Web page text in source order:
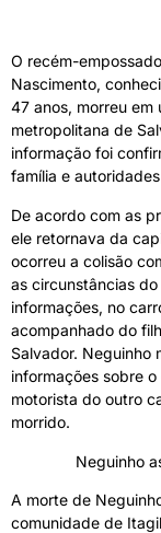
O recém-
Nascimento,
47 anos, morreu
metropolitana de
informação foi
família e
De acordo com as
ele retornava da
ocorreu a colisão
as circunstâncias
informações, no
acompanhado do
Salvador. Neguinho
informações sobre
motorista do outro
morrido.
Neguinho
A morte de
comunidade de